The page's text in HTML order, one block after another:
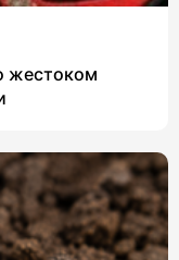
жестоком